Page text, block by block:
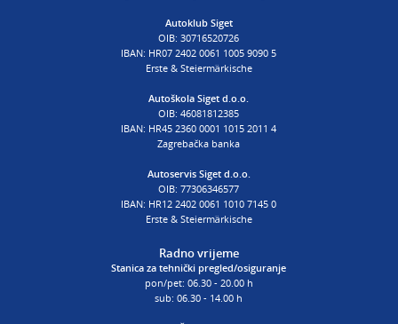
poslovnica Siget
Autoklub Siget
OIB: 30716520726
IBAN: HR07 2402 0061 1005 9090 5
Erste & Steiermärkische
Autoškola Siget d.o.o.
OIB: 46081812385
IBAN: HR45 2360 0001 1015 2011 4
Zagrebačka banka
Autoservis Siget d.o.o.
OIB: 77306346577
IBAN: HR12 2402 0061 1010 7145 0
Erste & Steiermärkische
Radno vrijeme
Stanica za tehnički pregled/osiguranje
pon/pet: 06.30 - 20.00 h
sub: 06.30 - 14.00 h